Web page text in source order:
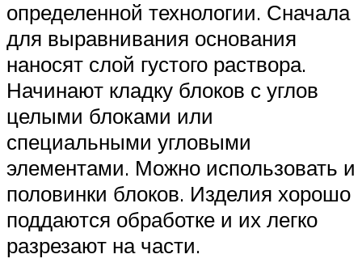
определенной технологии. Сначала
для выравнивания основания
наносят слой густого раствора.
Начинают кладку блоков с углов
целыми блоками или
специальными угловыми
элементами. Можно использовать и
половинки блоков. Изделия хорошо
поддаются обработке и их легко
разрезают на части.